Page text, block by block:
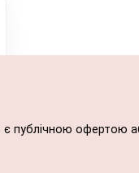
є публічною офертою